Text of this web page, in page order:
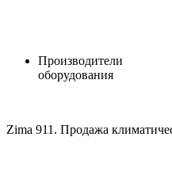
Производители
оборудования
Zima 911. Продажа